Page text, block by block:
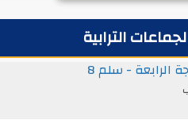
الترابية
- سلم 8